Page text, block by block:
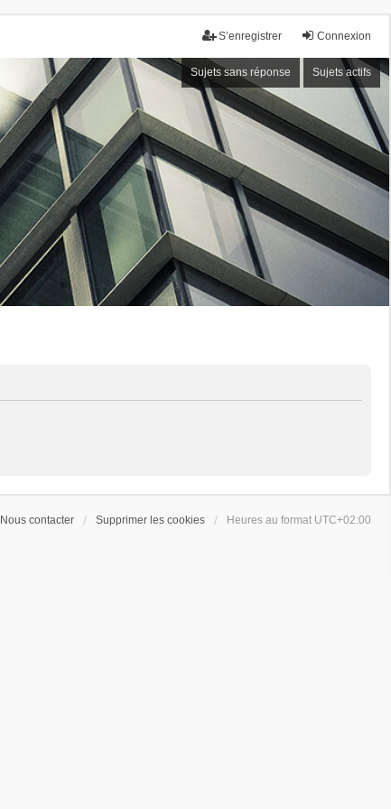
Connexion
S’enregistrer
Sujets sans réponse Sujets actifs
Nous contacter Supprimer les cookies Heures au format UTC+02:00